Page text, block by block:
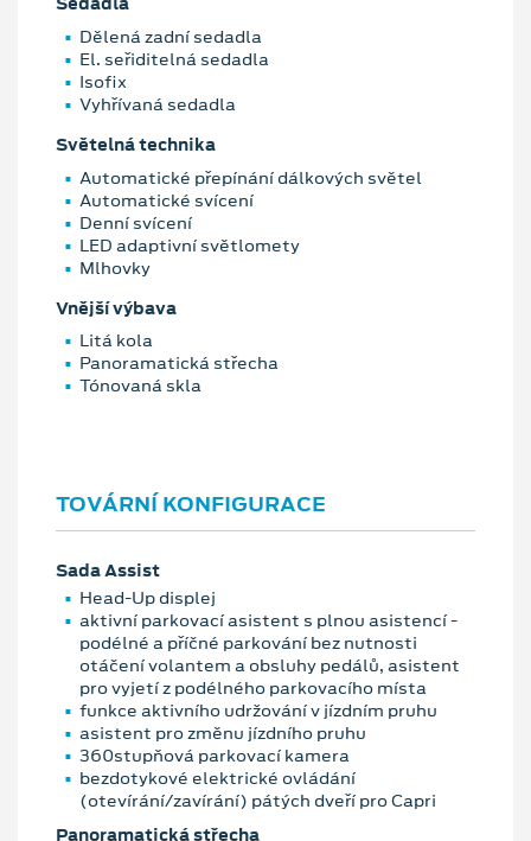
Dělená zadní sedadla
El. seřiditelná sedadla
Isofix
Vyhřívaná sedadla
Světelná technika
Automatické přepínání dálkových světel
Automatické svícení
Denní svícení
LED adaptivní světlomety
Mlhovky
Vnější výbava
Litá kola
Panoramatická střecha
Tónovaná skla
TOVÁRNÍ KONFIGURACE
Sada Assist
Head-Up displej
aktivní parkovací asistent s plnou asistencí -
podélné a příčné parkování bez nutnosti
otáčení volantem a obsluhy pedálů, asistent
pro vyjetí z podélného parkovacího místa
funkce aktivního udržování v jízdním pruhu
asistent pro změnu jízdního pruhu
360stupňová parkovací kamera
bezdotykové elektrické ovládání
(otevírání/zavírání) pátých dveří pro Capri
Panoramatická střecha